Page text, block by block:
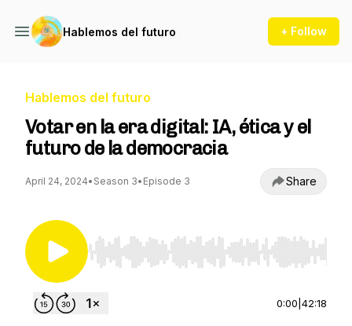
Hablemos del futuro + Follow
Hablemos del futuro
Votar en la era digital: IA, ética y el
futuro de la democracia
April 24, 2024• Season 3• Episode 3 Share
Use Left/Right to seek, Home/End to jump to
0:00 42:18